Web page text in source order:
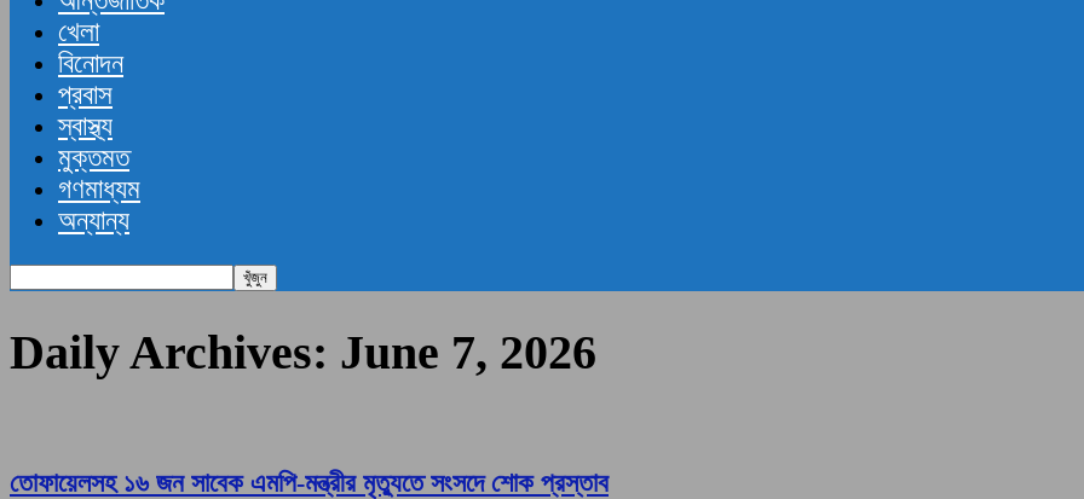
খেলা
বিনোদন
প্রবাস
স্বাস্থ্য
মুক্তমত
গণমাধ্যম
অন্যান্য
Daily Archives: June 7, 2026
তোফায়েলসহ ১৬ জন সাবেক এমপি-মন্ত্রীর মৃত্যুতে সংসদে শোক প্রস্তাব